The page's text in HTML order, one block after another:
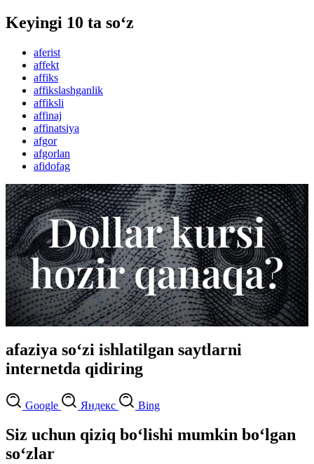
Keyingi 10 ta so‘z
aferist
affekt
affiks
affikslashganlik
affiksli
affinaj
affinatsiya
afgor
afgorlan
afidofag
afaziya so‘zi ishlatilgan saytlarni
internetda qidiring
Google Яндекс Bing
Siz uchun qiziq bo‘lishi mumkin bo‘lgan
so‘zlar